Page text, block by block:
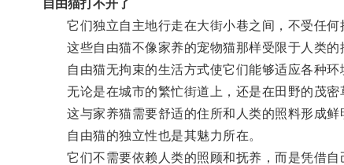
自由猫打不开了
它们独立自主地行走在大街小巷之间，不受任何
这些自由猫不像家养的宠物猫那样受限于人类的
自由猫无拘束的生活方式使它们能够适应各种环
无论是在城市的繁忙街道上，还是在田野的茂密
这与家养猫需要舒适的住所和人类的照料形成鲜
自由猫的独立性也是其魅力所在。
它们不需要依赖人类的照顾和抚养，而是凭借自